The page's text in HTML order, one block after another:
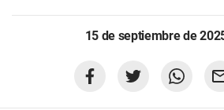
15 de septiembre de